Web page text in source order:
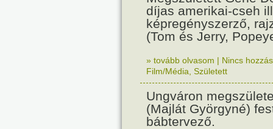
díjas amerikai-cseh
képregényszerző,
(Tom és Jerry,
» tovább olvasom | Nincs
Film/Média Született
Ungváron
(Majlát Györgyné)
bábtervező.